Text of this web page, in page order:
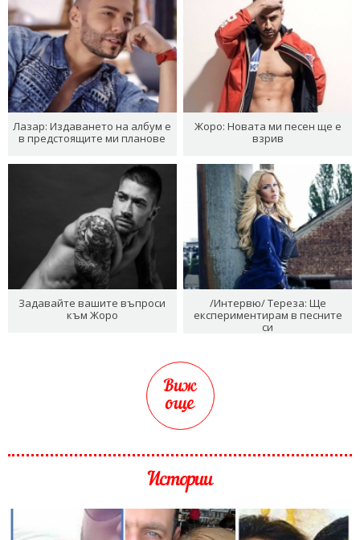
Лазар: Издаването на албум е
в предстоящите ми планове
Жоро: Новата ми песен ще е
взрив
Задавайте вашите въпроси
към Жоро
/Интервю/ Тереза: Ще
експериментирам в песните
си
Виж
още
Истории